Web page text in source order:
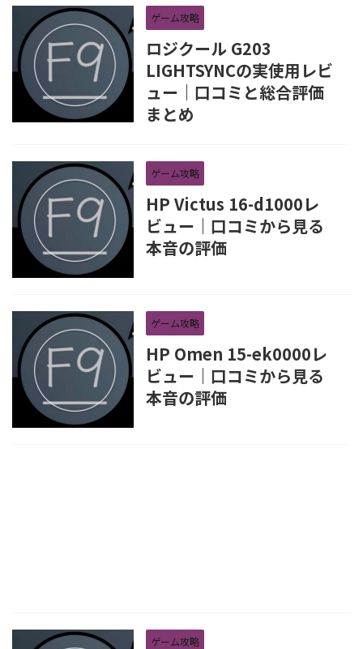
ゲーム攻略
ロジクール G203
LIGHTSYNCの実使用レビ
ュー｜口コミと総合評価
まとめ
ゲーム攻略
HP Victus 16-d1000レ
ビュー｜口コミから見る
本音の評価
ゲーム攻略
HP Omen 15-ek0000レ
ビュー｜口コミから見る
本音の評価
ゲーム攻略